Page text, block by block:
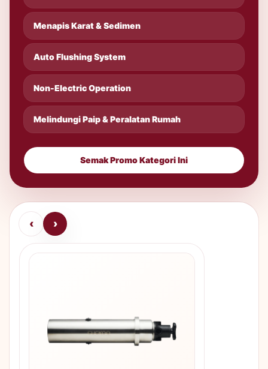
Menapis Karat & Sedimen
Auto Flushing System
Non-Electric Operation
Melindungi Paip & Peralatan Rumah
Semak Promo Kategori Ini
‹ ›